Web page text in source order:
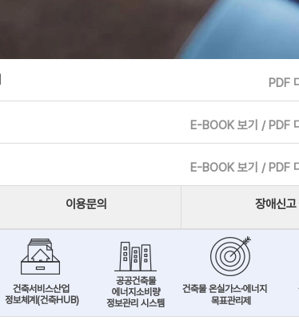
PDF
E-BOOK 보기 / PDF
E-BOOK 보기 / PDF
이용문의 장애신고
건축서비스산업
정보체계(건축HUB)
공공건축물
에너지소비량
정보관리 시스템
건축물 온실가스·에너지
목표관리제